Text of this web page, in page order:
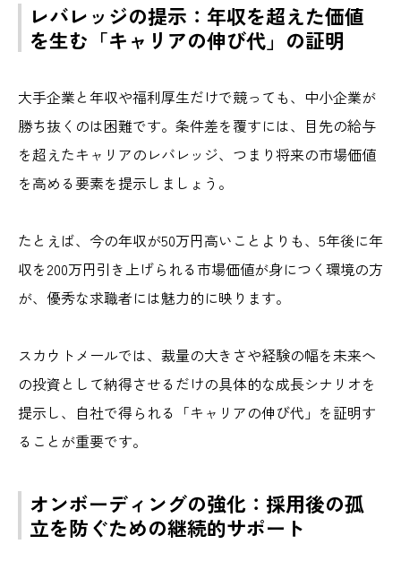
レバレッジの提示：年収を超えた価値
を生む「キャリアの伸び代」の証明
大手企業と年収や福利厚生だけで競っても、中小企業が
勝ち抜くのは困難です。条件差を覆すには、目先の給与
を超えたキャリアのレバレッジ、つまり将来の市場価値
を高める要素を提示しましょう。
たとえば、今の年収が50万円高いことよりも、5年後に年
収を200万円引き上げられる市場価値が身につく環境の方
が、優秀な求職者には魅力的に映ります。
スカウトメールでは、裁量の大きさや経験の幅を未来へ
の投資として納得させるだけの具体的な成長シナリオを
提示し、自社で得られる「キャリアの伸び代」を証明す
ることが重要です。
オンボーディングの強化：採用後の孤
立を防ぐための継続的サポート